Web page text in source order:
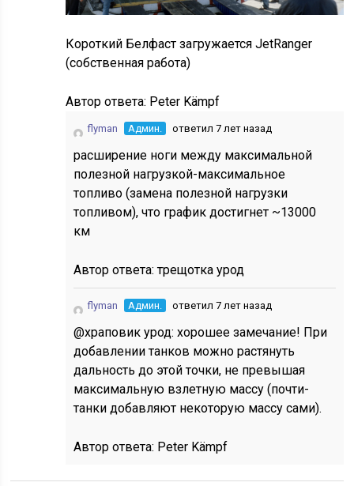
Короткий Белфаст загружается JetRanger
(собственная работа)
Автор ответа: Peter Kämpf
flyman Админ. ответил 7 лет назад
расширение ноги между максимальной
полезной нагрузкой-максимальное
топливо (замена полезной нагрузки
топливом), что график достигнет ~13000
км
Автор ответа:трещотка урод
flyman Админ. ответил 7 лет назад
@храповик урод: хорошее замечание! При
добавлении танков можно растянуть
дальность до этой точки, не превышая
максимальную взлетную массу (почти-
танки добавляют некоторую массу сами).
Автор ответа: Peter Kämpf